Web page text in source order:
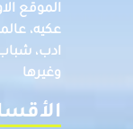
الموقع
عكيه،
ادب،
وغيرها